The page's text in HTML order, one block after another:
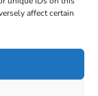
affect certain